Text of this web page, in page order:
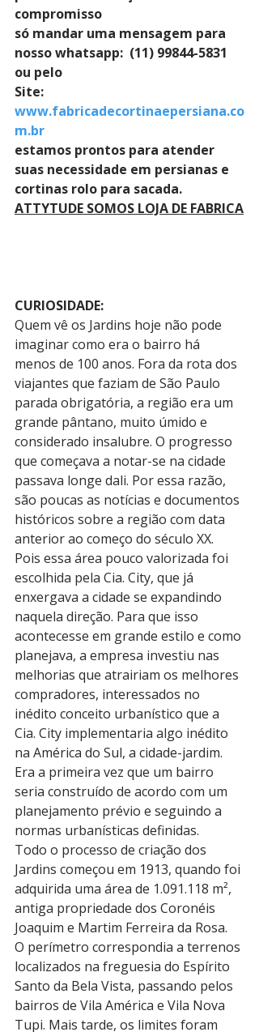
compromisso
só mandar uma mensagem para
nosso whatsapp:  (11) 99844-5831
ou pelo
Site:
www.fabricadecortinaepersiana.co
m.br
estamos prontos para atender
suas necessidade em persianas e
cortinas rolo para sacada.
ATTYTUDE SOMOS LOJA DE FABRICA
CURIOSIDADE:
Quem vê os Jardins hoje não pode
imaginar como era o bairro há
menos de 100 anos. Fora da rota dos
viajantes que faziam de São Paulo
parada obrigatória, a região era um
grande pântano, muito úmido e
considerado insalubre. O progresso
que começava a notar-se na cidade
passava longe dali. Por essa razão,
são poucas as notícias e documentos
históricos sobre a região com data
anterior ao começo do século XX.
Pois essa área pouco valorizada foi
escolhida pela Cia. City, que já
enxergava a cidade se expandindo
naquela direção. Para que isso
acontecesse em grande estilo e como
planejava, a empresa investiu nas
melhorias que atrairiam os melhores
compradores, interessados no
inédito conceito urbanístico que a
Cia. City implementaria algo inédito
na América do Sul, a cidade-jardim.
Era a primeira vez que um bairro
seria construído de acordo com um
planejamento prévio e seguindo a
normas urbanísticas definidas.
Todo o processo de criação dos
Jardins começou em 1913, quando foi
adquirida uma área de 1.091.118 m²,
antiga propriedade dos Coronéis
Joaquim e Martim Ferreira da Rosa.
O perímetro correspondia a terrenos
localizados na freguesia do Espírito
Santo da Bela Vista, passando pelos
bairros de Vila América e Vila Nova
Tupi. Mais tarde, os limites foram